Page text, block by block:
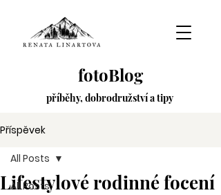
fotoBlog
příběhy,dobrodružstvía tipy
Příspěvek
All Posts
All Posts
Lifestylové rodinné focení